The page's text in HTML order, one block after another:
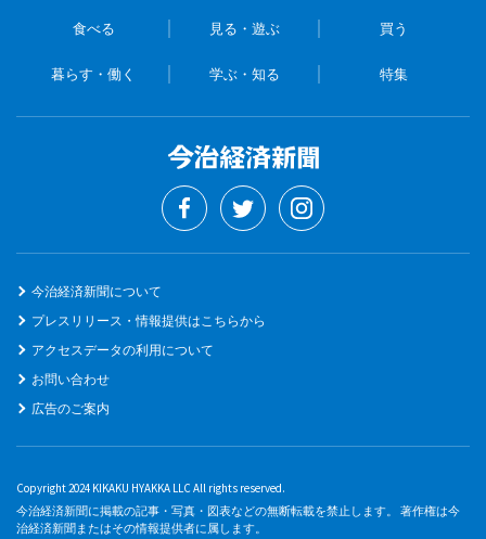
食べる 見る・遊ぶ 買う
暮らす・働く 学ぶ・知る 特集
今治経済新聞について
プレスリリース・情報提供はこちらから
アクセスデータの利用について
お問い合わせ
広告のご案内
Copyright 2024 KIKAKU HYAKKA LLC All rights reserved.
今治経済新聞に掲載の記事・写真・図表などの無断転載を禁止します。 著作権は今
治経済新聞またはその情報提供者に属します。